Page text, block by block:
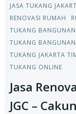
JASA TUKANG
RENOVASI RUMAH
TUKANG BANGUNAN
TUKANG
TUKANG JAKARTA
TUKANG ONLINE
Jasa
JGC –